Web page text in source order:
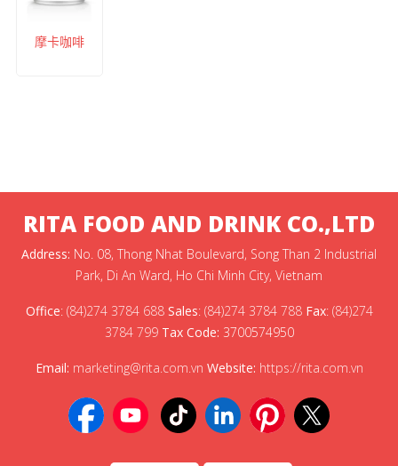
摩卡咖啡
RITA FOOD AND DRINK CO.,LTD
Address: No. 08, Thong Nhat Boulevard, Song Than 2 Industrial
Park, Di An Ward, Ho Chi Minh City, Vietnam
Office: (84)274 3784 688 Sales: (84)274 3784 788 Fax: (84)274
3784 799 Tax Code: 3700574950
Email: marketing@rita.com.vn Website: https://rita.com.vn